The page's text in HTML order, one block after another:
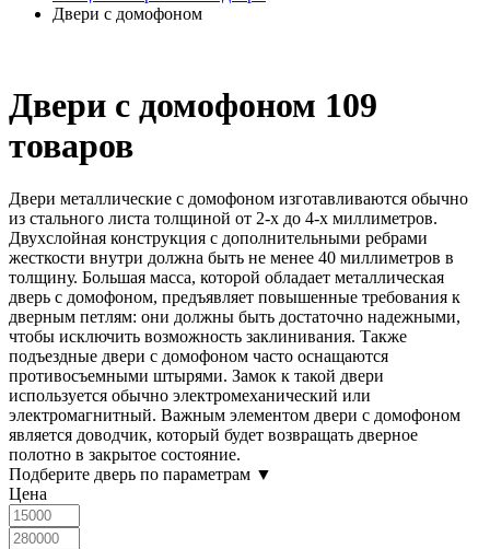
Двери с домофоном
Двери с домофоном 109
товаров
Двери металлические с домофоном изготавливаются обычно
из стального листа толщиной от 2-х до 4-х миллиметров.
Двухслойная конструкция с дополнительными ребрами
жесткости внутри должна быть не менее 40 миллиметров в
толщину. Большая масса, которой обладает металлическая
дверь с домофоном, предъявляет повышенные требования к
дверным петлям: они должны быть достаточно надежными,
чтобы исключить возможность заклинивания. Также
подъездные двери с домофоном часто оснащаются
противосъемными штырями. Замок к такой двери
используется обычно электромеханический или
электромагнитный. Важным элементом двери с домофоном
является доводчик, который будет возвращать дверное
полотно в закрытое состояние.
Подберите дверь по параметрам ▼
Цена